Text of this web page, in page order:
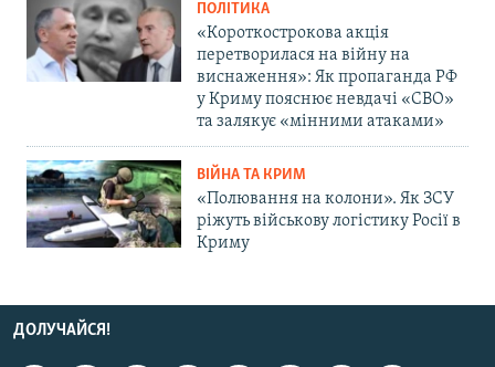
ПОЛІТИКА
«Короткострокова акція
перетворилася на війну на
виснаження»: Як пропаганда РФ
у Криму пояснює невдачі «СВО»
та залякує «мінними атаками»
ВІЙНА ТА КРИМ
«Полювання на колони». Як ЗСУ
ріжуть військову логістику Росії в
Криму
ДОЛУЧАЙСЯ!